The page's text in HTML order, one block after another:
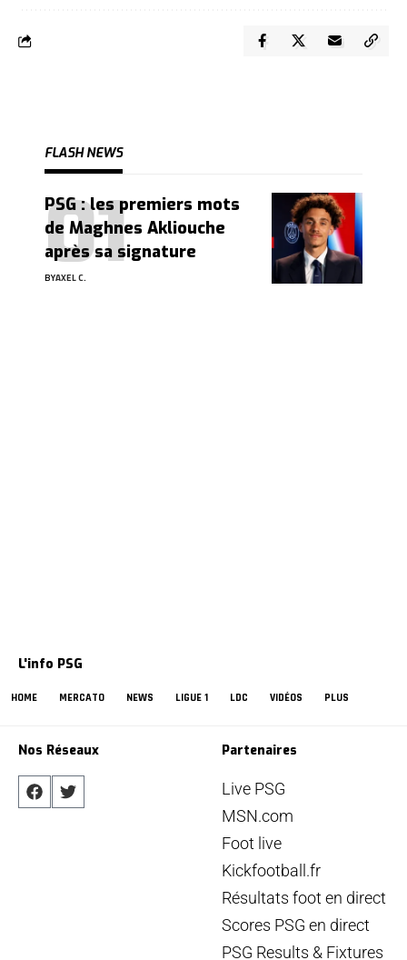
FLASH NEWS
PSG : les premiers mots
de Maghnes Akliouche
après sa signature
BYAXEL C.
L'info PSG
HOME MERCATO NEWS LIGUE 1 LDC VIDÉOS PLUS
Nos Réseaux Partenaires
Live PSG
MSN.com
Foot live
Kickfootball.fr
Résultats foot en direct
Scores PSG en direct
PSG Results & Fixtures